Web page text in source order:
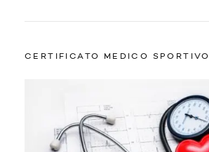
CERTIFICATO MEDICO SPORTIVO